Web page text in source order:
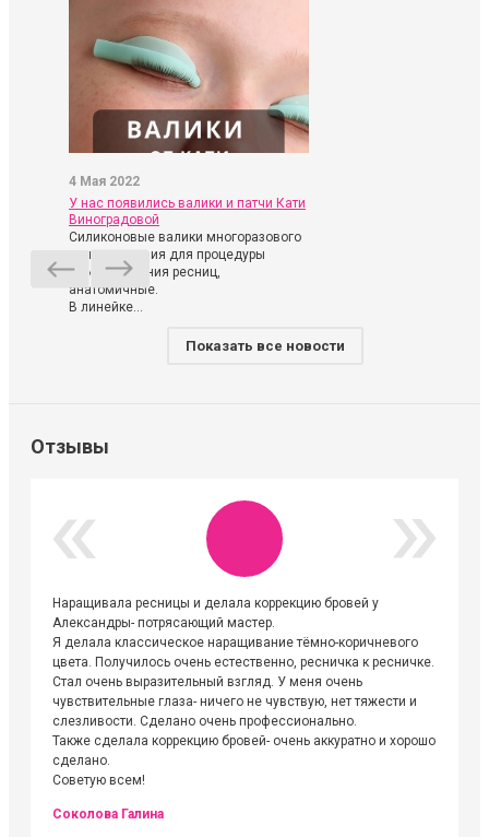
4 Мая 2022
У нас появились валики и патчи Кати
Виноградовой
Силиконовые валики многоразового
использования для процедуры
ламинирования ресниц,
анатомичные.
В линейке...
Показать все новости
Отзывы
Наращивала ресницы и делала коррекцию бровей у
Александры- потрясающий мастер.
Я делала классическое наращивание тёмно-коричневого
цвета. Получилось очень естественно, ресничка к ресничке.
Стал очень выразительный взгляд. У меня очень
чувствительные глаза- ничего не чувствую, нет тяжести и
слезливости. Сделано очень профессионально.
Также сделала коррекцию бровей- очень аккуратно и хорошо
сделано.
Советую всем!
Соколова Галина